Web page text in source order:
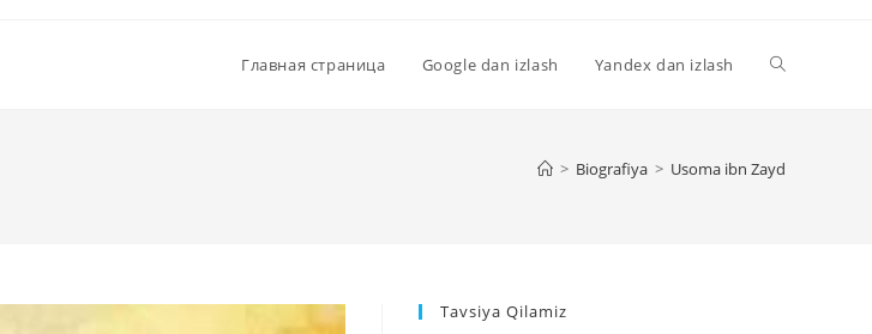
Главная страница Google dan izlash Yandex dan izlash
> Biografiya > Usoma ibn Zayd
Tavsiya Qilamiz